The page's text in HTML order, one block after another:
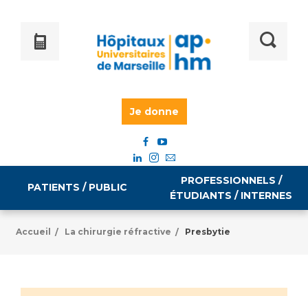
Je donne
PATIENTS / PUBLIC
Accès à votre dossier médical
PROFESSIONNELS /
ÉTUDIANTS / INTERNES
Accueil / La chirurgie réfractive / Presbytie